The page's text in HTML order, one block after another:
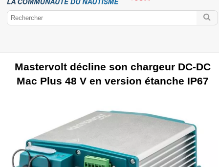
Accastillage Vêtements marins Moteurs
Electronique marineApplications nautiques
Construction
Amarre FlashTide Gilet de
sauvetage Grand-voile Gréement Lampe frontale Pare-battage
Sécurité maritime Shipchandler
Mastervolt décline son chargeur DC-DC
Mac Plus 48 V en version étanche IP67